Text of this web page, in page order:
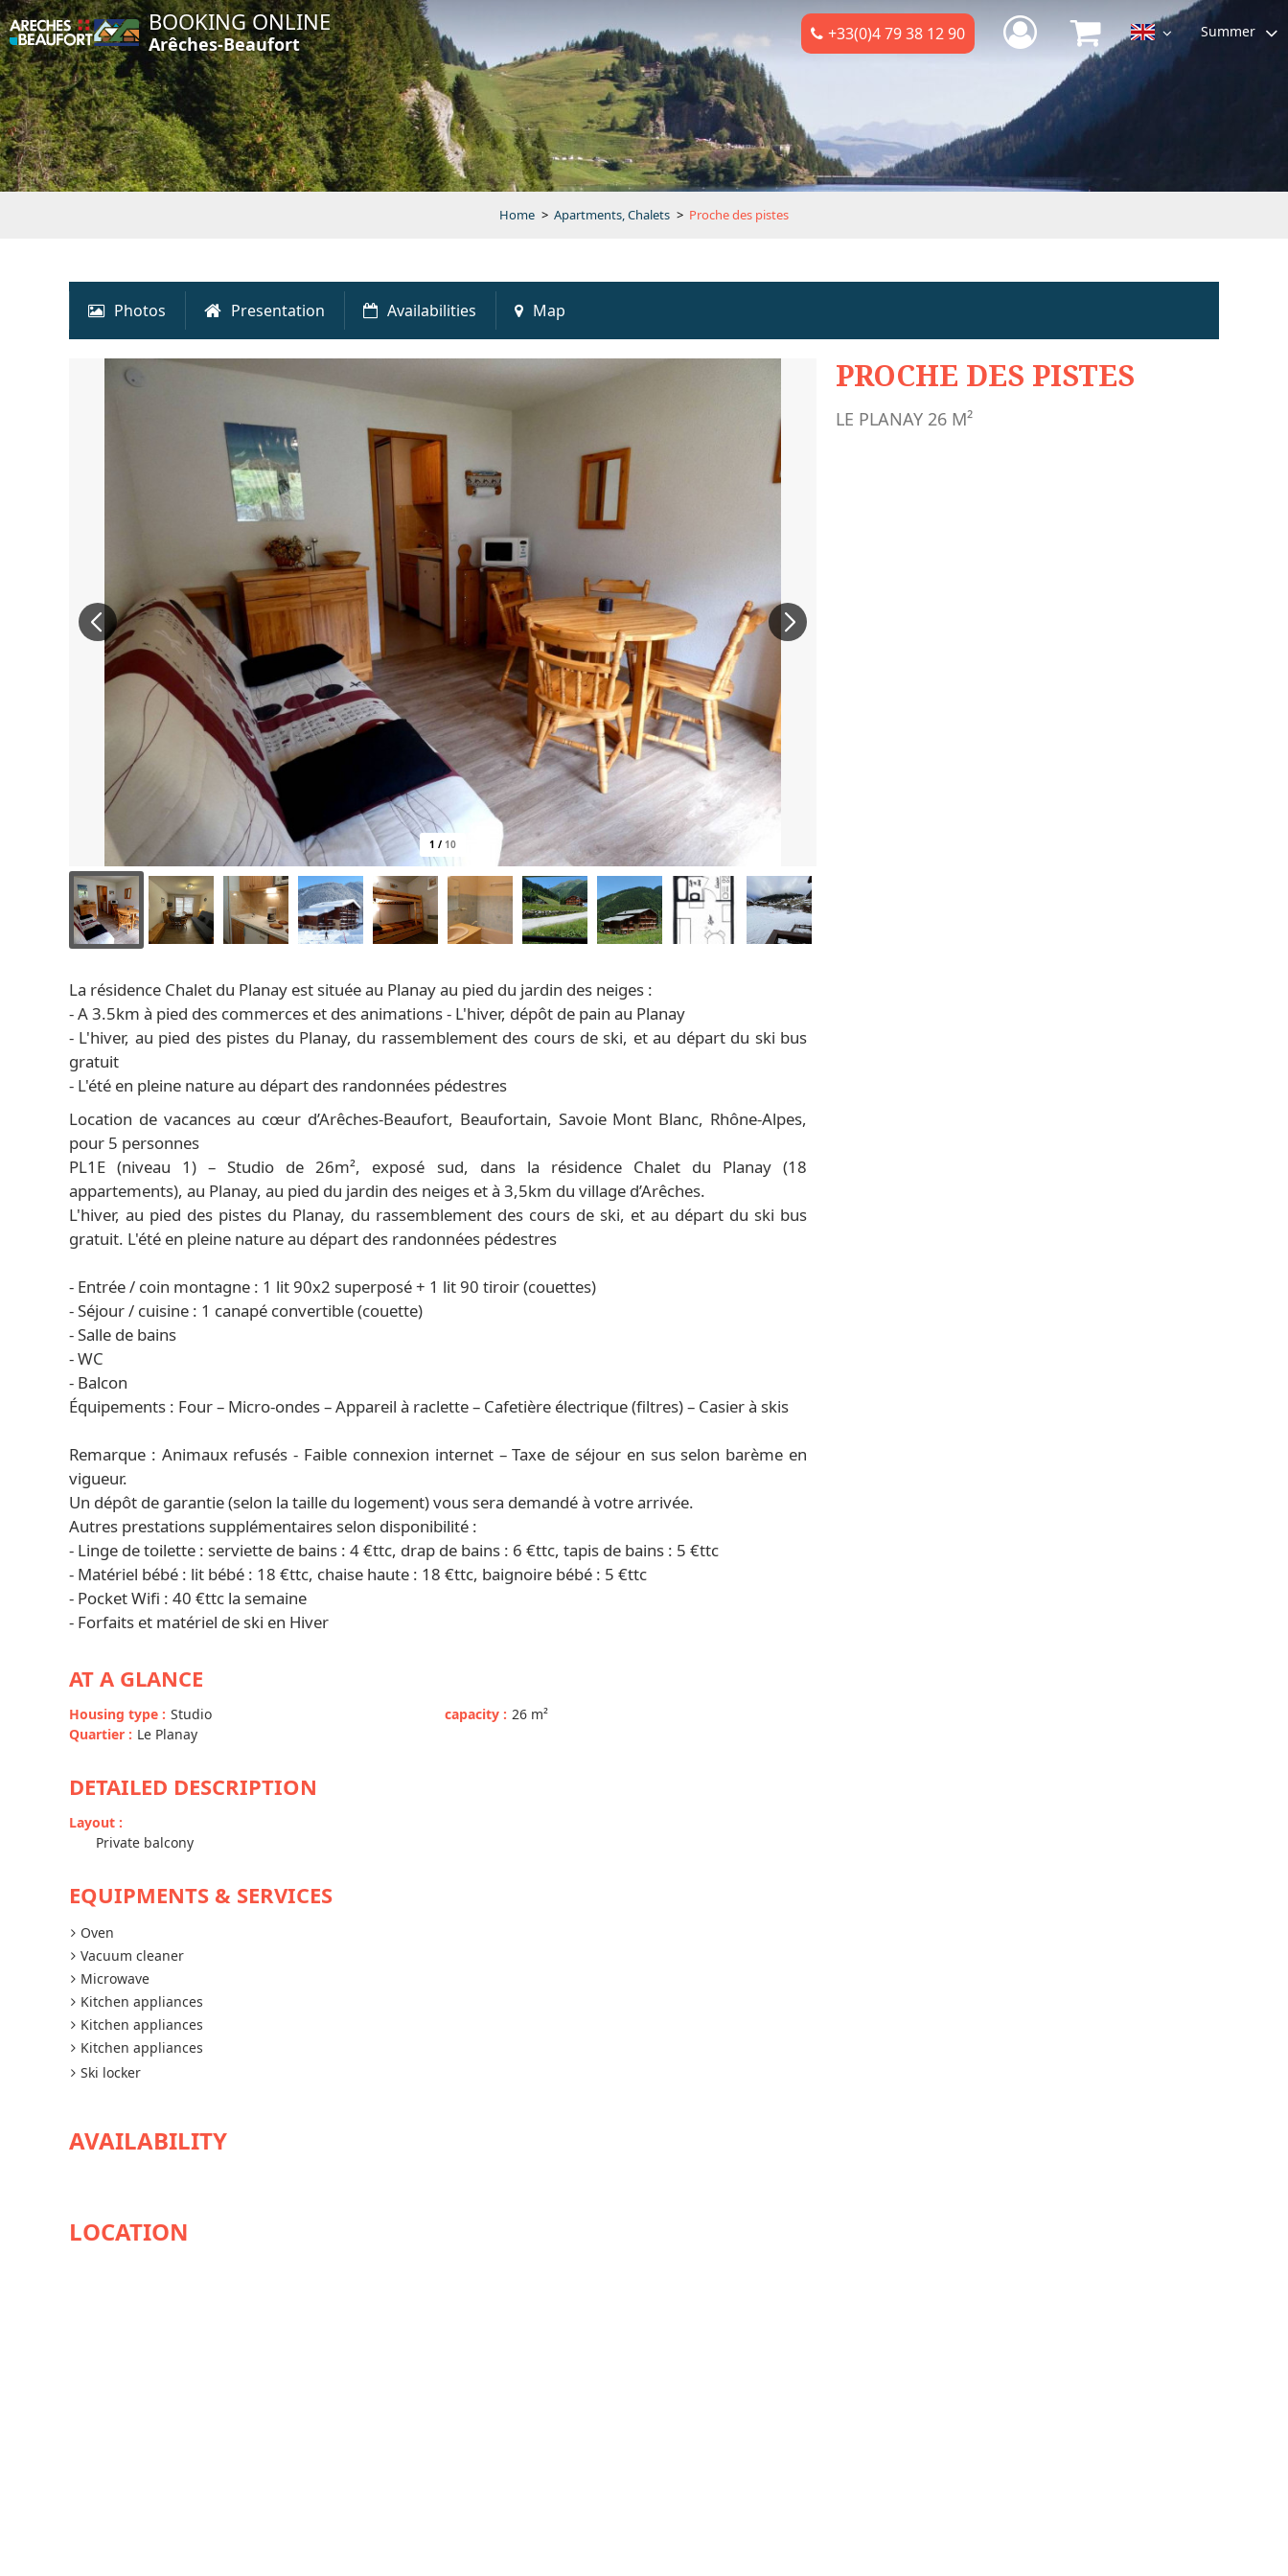
BOOKING ONLINE
Arêches-Beaufort +33(0)4 79 38 12 90 Summer
Home > Apartments, Chalets > Proche des pistes
Photos Presentation Availabilities Map
1 / 10
PROCHE DES PISTES
LE PLANAY 26 M²
La résidence Chalet du Planay est située au Planay au pied du jardin des neiges :
- A 3.5km à pied des commerces et des animations - L'hiver, dépôt de pain au Planay
- L'hiver, au pied des pistes du Planay, du rassemblement des cours de ski, et au départ du ski bus
gratuit
- L'été en pleine nature au départ des randonnées pédestres
Location de vacances au cœur d’Arêches-Beaufort, Beaufortain, Savoie Mont Blanc, Rhône-Alpes,
pour 5 personnes
PL1E (niveau 1) – Studio de 26m², exposé sud, dans la résidence Chalet du Planay (18
appartements), au Planay, au pied du jardin des neiges et à 3,5km du village d’Arêches.
L'hiver, au pied des pistes du Planay, du rassemblement des cours de ski, et au départ du ski bus
gratuit. L'été en pleine nature au départ des randonnées pédestres
- Entrée / coin montagne : 1 lit 90x2 superposé + 1 lit 90 tiroir (couettes)
- Séjour / cuisine : 1 canapé convertible (couette)
- Salle de bains
- WC
- Balcon
Équipements : Four – Micro-ondes – Appareil à raclette – Cafetière électrique (filtres) – Casier à skis
Remarque : Animaux refusés - Faible connexion internet – Taxe de séjour en sus selon barème en
vigueur.
Un dépôt de garantie (selon la taille du logement) vous sera demandé à votre arrivée.
Autres prestations supplémentaires selon disponibilité :
- Linge de toilette : serviette de bains : 4 €ttc, drap de bains : 6 €ttc, tapis de bains : 5 €ttc
- Matériel bébé : lit bébé : 18 €ttc, chaise haute : 18 €ttc, baignoire bébé : 5 €ttc
- Pocket Wifi : 40 €ttc la semaine
- Forfaits et matériel de ski en Hiver
AT A GLANCE
Housing type : Studio
Quartier : Le Planay
capacity : 26 m²
DETAILED DESCRIPTION
Layout :
Private balcony
EQUIPMENTS & SERVICES
Oven
Vacuum cleaner
Microwave
Kitchen appliances
Kitchen appliances
Kitchen appliances
Ski locker
AVAILABILITY